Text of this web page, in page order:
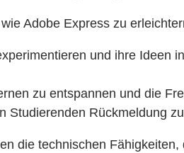
Adobe Express zu
und ihre Ideen
zu entspannen und die
Studierenden Rückmeldung
die technischen